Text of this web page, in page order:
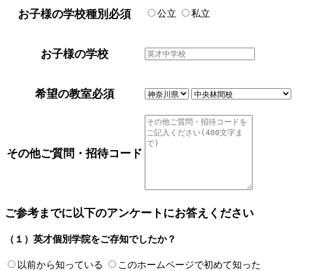
お子様の学校種別 必須 公立 私立
お子様の学校
希望の教室必須
その他ご質問・招待コード
ご参考までに以下のアンケートにお答えください
（１）英才個別学院をご存知でしたか？
以前から知っている このホームページで初めて知った